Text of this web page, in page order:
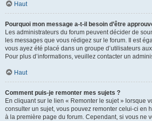
Haut
Pourquoi mon message a-t-il besoin d’être
Les administrateurs du forum peuvent décider de
les messages que vous rédigez sur le forum. Il est
vous ayez été placé dans un groupe d’utilisateurs
Pour plus d’informations, veuillez contacter un
Haut
Comment puis-je remonter mes sujets ?
En cliquant sur le lien « Remonter le sujet » lorsque
consulter un sujet, vous pouvez remonter celui-ci en
à la première page du forum. Cependant, si vous ne